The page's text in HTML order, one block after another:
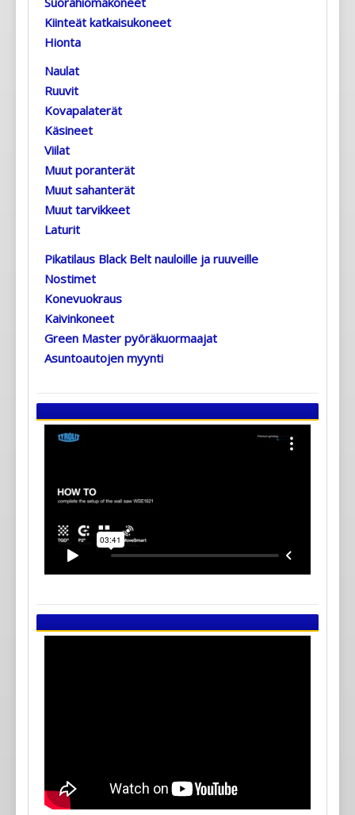
Kiinteät katkaisukoneet
Hionta
Naulat
Ruuvit
Kovapalaterät
Käsineet
Viilat
Muut poranterät
Muut sahanterät
Muut tarvikkeet
Laturit
Pikatilaus Black Belt nauloille ja ruuveille
Nostimet
Konevuokraus
Kaivinkoneet
Green Master pyöräkuormaajat
Asuntoautojen myynti